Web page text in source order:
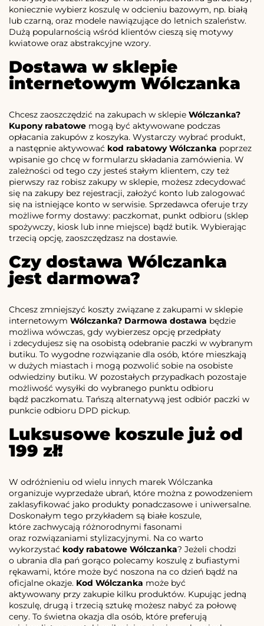
koniecznie wybierz koszulę w odcieniu bazowym, np. białą
lub czarną, oraz modele nawiązujące do letnich szaleństw.
Dużą popularnością wśród klientów cieszą się motywy
kwiatowe oraz abstrakcyjne wzory.
Dostawa w sklepie
internetowym Wólczanka
Chcesz zaoszczędzić na zakupach w sklepie Wólczanka?
Kupony rabatowe mogą być aktywowane podczas
opłacania zakupów z koszyka. Wystarczy wybrać produkt,
a następnie aktywować kod rabatowy Wólczanka poprzez
wpisanie go chcę w formularzu składania zamówienia. W
zależności od tego czy jesteś stałym klientem, czy też
pierwszy raz robisz zakupy w sklepie, możesz zdecydować
się na zakupy bez rejestracji, założyć konto lub zalogować
się na istniejące konto w serwisie. Sprzedawca oferuje trzy
możliwe formy dostawy: paczkomat, punkt odbioru (sklep
spożywczy, kiosk lub inne miejsce) bądź butik. Wybierając
trzecią opcję, zaoszczędzasz na dostawie.
Czy dostawa Wólczanka
jest darmowa?
Chcesz zmniejszyć koszty związane z zakupami w sklepie
internetowym Wólczanka? Darmowa dostawa będzie
możliwa wówczas, gdy wybierzesz opcję przedpłaty
i zdecydujesz się na osobistą odebranie paczki w wybranym
butiku. To wygodne rozwiązanie dla osób, które mieszkają
w dużych miastach i mogą pozwolić sobie na osobiste
odwiedziny butiku. W pozostałych przypadkach pozostaje
możliwość wysyłki do wybranego punktu odbioru
bądź paczkomatu. Tańszą alternatywą jest odbiór paczki w
punkcie odbioru DPD pickup.
Luksusowe koszule już od
199 zł!
W odróżnieniu od wielu innych marek Wólczanka
organizuje wyprzedaże ubrań, które można z powodzeniem
zaklasyfikować jako produkty ponadczasowe i uniwersalne.
Doskonałym tego przykładem są białe koszule,
które zachwycają różnorodnymi fasonami
oraz rozwiązaniami stylizacyjnymi. Na co warto
wykorzystać kody rabatowe Wólczanka? Jeżeli chodzi
o ubrania dla pań gorąco polecamy koszulę z bufiastymi
rękawami, które może być noszona na co dzień bądź na
oficjalne okazje. Kod Wólczanka może być
aktywowany przy zakupie kilku produktów. Kupując jedną
koszulę, drugą i trzecią sztukę możesz nabyć za połowę
ceny. To świetna okazja dla osób, które preferują